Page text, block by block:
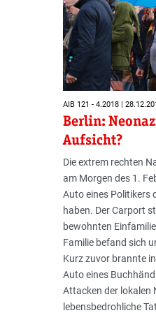
AIB 121 - 4.2018 |
Berlin:
Aufsicht?
Die extrem rechten
am Morgen des 1.
Auto eines Politikers
haben. Der Carport
bewohnten
Familie befand sich
Kurz zuvor brannte
Auto eines
Attacken der lokalen
lebensbedrohliche